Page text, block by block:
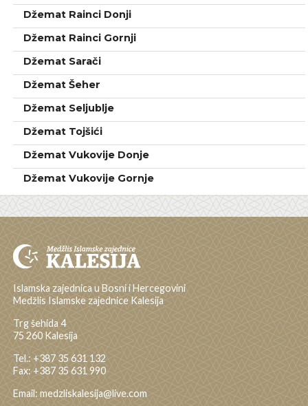
Džemat Rainci Donji
Džemat Rainci Gornji
Džemat Sarači
Džemat Šeher
Džemat Seljublje
Džemat Tojšići
Džemat Vukovije Donje
Džemat Vukovije Gornje
Islamska zajednica u Bosni i Hercegovini
Medžlis Islamske zajednice Kalesija
Trg šehida 4
75 260 Kalesija
Tel.: +387 35 631 132
Fax: +387 35 631 990
Email: medzliskalesija@live.com